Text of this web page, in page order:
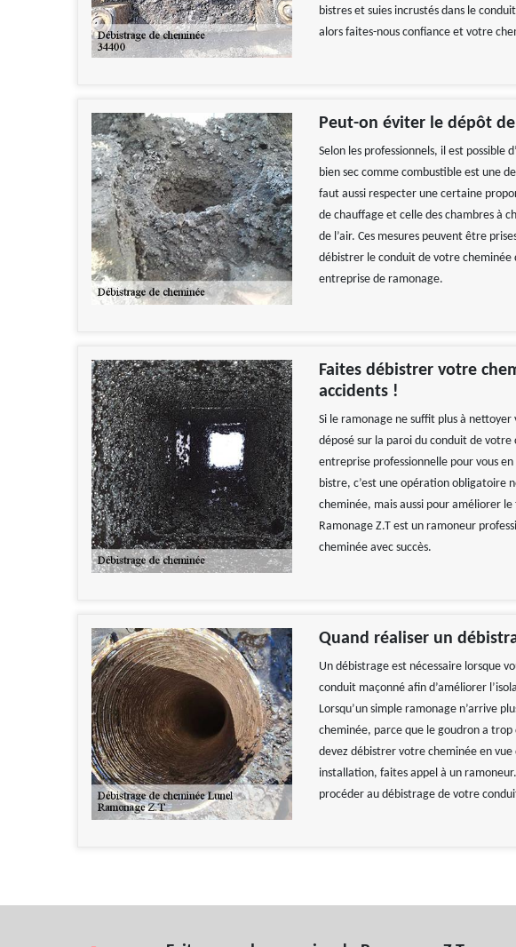
bistres et suies incrustés dans le
alors faites-nous confiance et votre
Peut-on éviter le dépôt
Selon les professionnels, il est possible
bien sec comme combustible est une
faut aussi respecter une certaine
de chauffage et celle des chambres à
de l’air. Ces mesures peuvent être
débistrer le conduit de votre cheminée
entreprise de ramonage.
Faites débistrer votre
accidents !
Si le ramonage ne suffit plus à
déposé sur la paroi du conduit de
entreprise professionnelle pour vous
bistre, c’est une opération obligatoire
cheminée, mais aussi pour améliorer
Ramonage Z.T est un ramoneur
cheminée avec succès.
Quand réaliser un
Un débistrage est nécessaire lorsque
conduit maçonné afin d’améliorer
Lorsqu’un simple ramonage n’arrive
cheminée, parce que le goudron a
devez débistrer votre cheminée en
installation, faites appel à un
procéder au débistrage de votre